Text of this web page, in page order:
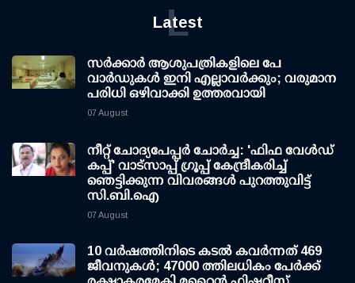
Latest
L
സര്‍ക്കാര്‍ ആശുപത്രികളിലെ പേ
വാര്‍ഡുകള്‍ ഇനി എല്ലാവര്‍ക്കും; വരുമാന
പരിധി ഒഴിവാക്കി ഉത്തരവായി
07 August
നീറ്റ് ചോദ്യപേപ്പര്‍ ചോര്‍ച്ച: 'ഫിഫ വേള്‍ഡ്
കപ്പ്' വാട്സാപ്പ് ഗ്രൂപ്പ് കേന്ദ്രീകരിച്ച്
ഞെട്ടിക്കുന്ന വിവരങ്ങള്‍ പുറത്തുവിട്ട്
സി.ബി.ഐ
07 August
10 വര്‍ഷത്തിനിടെ കടല്‍ കവര്‍ന്നത് 469
ജീവനുകള്‍; 47000 ത്തിലധികം പേര്‍ക്ക്